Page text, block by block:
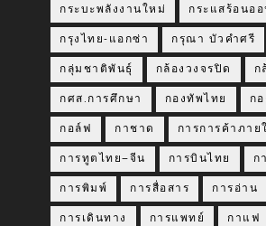
กระบะพลังงานใหม่ กระแสร้อนอ
กรุงไทย-แอกซ่า กรุณา บัวคำศรี
กลุ่มชาติพันธุ์ กล้องวงจรปิด ก
กศส.การศึกษา กองทัพไทย ก
กอล์ฟ กาชาด การการค้าภาย
การทูตไทย–จีน การบินไทย ก
การพิมพ์ การสื่อสาร การอ่าน
การเดินทาง การแพทย์ กาแฟ